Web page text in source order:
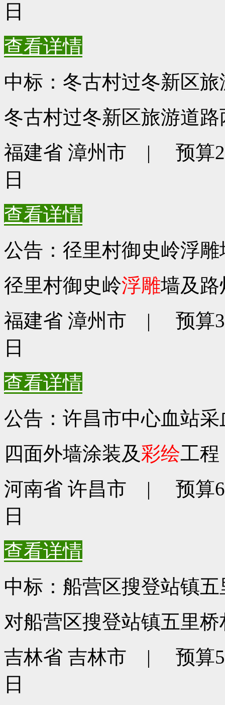
日
查看详情
中标：冬古村过冬新区
冬古村过冬新区旅游道路
福建省 漳州市 | 预算
日
查看详情
公告：径里村御史岭浮
径里村御史岭浮雕墙及路
福建省 漳州市 | 预算
日
查看详情
公告：许昌市中心血站
四面外墙涂装及彩绘工程
河南省 许昌市 | 预算
日
查看详情
中标：船营区搜登站镇
对船营区搜登站镇五里
吉林省 吉林市 | 预算
日